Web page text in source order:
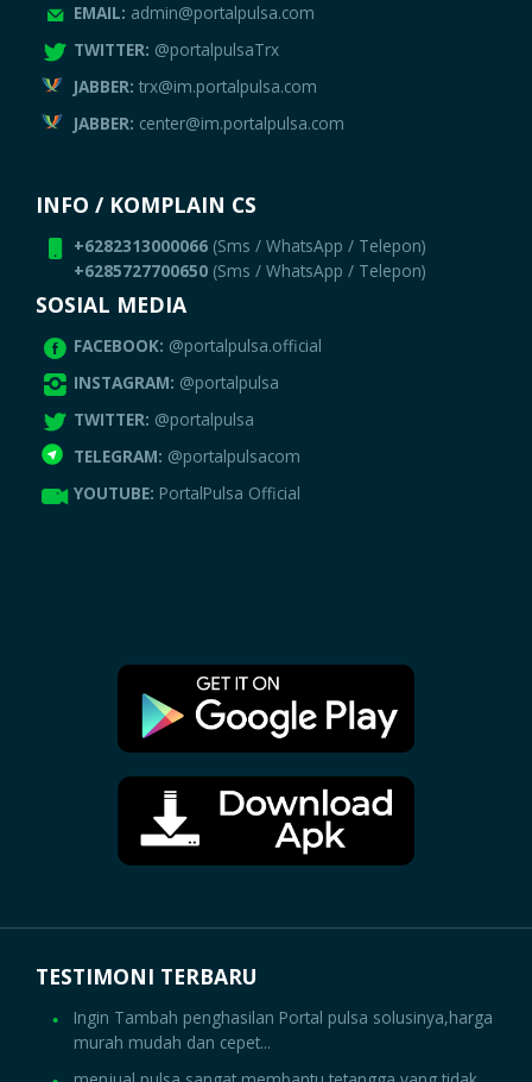
EMAIL: admin@portalpulsa.com
TWITTER: @portalpulsaTrx
JABBER:trx@im.portalpulsa.com
JABBER: center@im.portalpulsa.com
INFO / KOMPLAIN CS
+6282313000066 (Sms / WhatsApp / Telepon)
+6285727700650 (Sms / WhatsApp / Telepon)
SOSIAL MEDIA
FACEBOOK: @portalpulsa.official
INSTAGRAM: @portalpulsa
TWITTER: @portalpulsa
TELEGRAM: @portalpulsacom
YOUTUBE: PortalPulsa Official
TESTIMONI TERBARU
Ingin Tambah penghasilan Portal pulsa solusinya,harga
murah mudah dan cepet...